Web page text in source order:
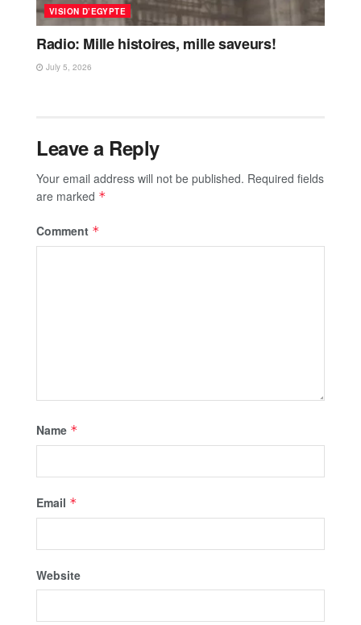
VISION D’EGYPTE
Radio: Mille histoires, mille saveurs!
July 5, 2026
Leave a Reply
Your email address will not be published. Required fields
are marked *
Comment *
Name *
Email *
Website